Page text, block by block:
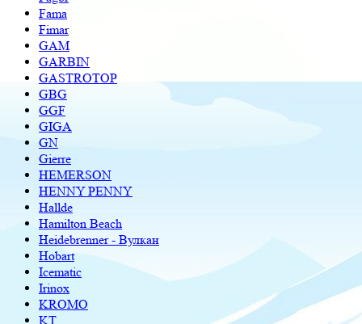
Fama
Fimar
GAM
GARBIN
GASTROTOP
GBG
GGF
GIGA
GN
Gierre
HEMERSON
HENNY PENNY
Hallde
Hamilton Beach
Heidebrenner - Вулкан
Hobart
Icematic
Irinox
KROMO
KT